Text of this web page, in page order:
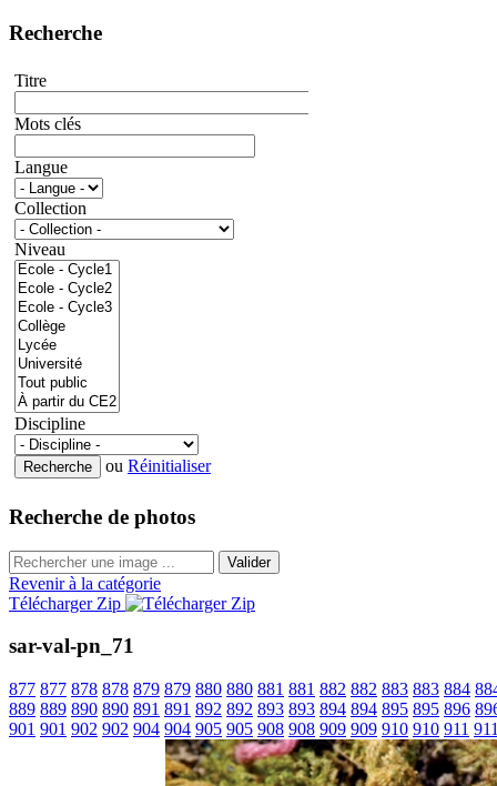
Recherche
Titre
Mots clés
Langue
Collection
Niveau
Discipline
ou Réinitialiser
Recherche de photos
Valider
Revenir à la catégorie
Télécharger Zip
sar-val-pn_71
877 877 878 878 879 879 880 880 881 881 882 882 883 883 884
889 889 890 890 891 891 892 892 893 893 894 894 895 895 896
901 901 902 902 904 904 905 905 908 908 909 909 910 910 911